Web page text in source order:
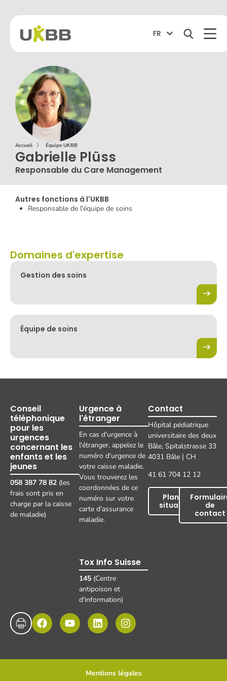
FR
Accueil 〉 Équipe UKBB
Gabrielle Plüss
Responsable du Care Management
Autres fonctions à l'UKBB
Responsable de l'équipe de soins
Domaines d'expertise
Gestion des soins
Équipe de soins
Conseil
téléphonique
pour les
urgences
concernant les
enfants et les
jeunes
058 387 78 82 (les
frais sont pris en
charge par la caisse
de maladie)
Urgence à
l'étranger
En cas d'urgence à
l'étranger, appelez le
numéro d'urgence de
votre caisse maladie.
Vous trouverez les
coordonnées de ce
numéro sur votre
carte d'assurance
maladie.
Tox Info Suisse
145 (Centre
antipoison et
d'information)
Contact
Hôpital pédiatrique
universitaire des deux
Bâle, Spitalstrasse 33
4031 Bâle | CH
41 61 704 12 12
Plan de
situation
de
contact
Mentions légales